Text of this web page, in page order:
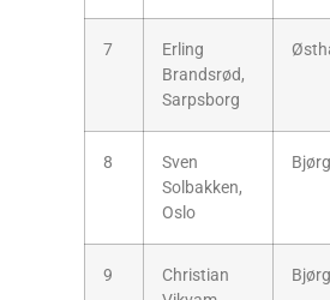
7
Erling
Brandsrød,
Sarpsborg
8
Sven
Solbakken,
Oslo
Bjørg
9
Christian
Bjørg